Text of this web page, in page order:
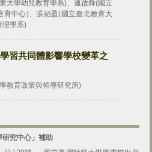
大學幼兒教育學系)、連啟舜(國立
育中心)、張紹盈(國立臺北教育大
理學系)
習共同體影響學校變革之
教育政策與領導研究所)
研究中心」補助